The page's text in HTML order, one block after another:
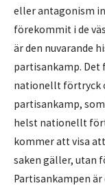
eller antagonism
förekommit i de
är den nuvarande
partisankamp.
nationellt förtryck
partisankamp,
helst nationellt
kommer att visa
saken gäller, utan
Partisankampen